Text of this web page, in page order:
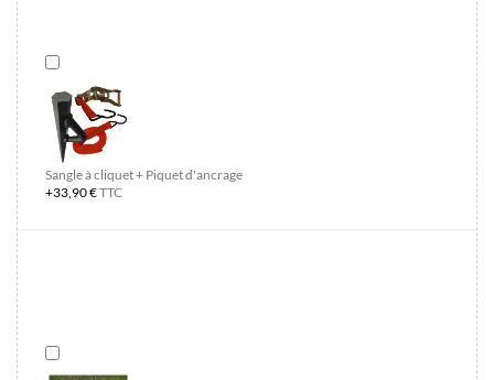
Sangle à cliquet + Piquet d'ancrage
+33,90 €TTC